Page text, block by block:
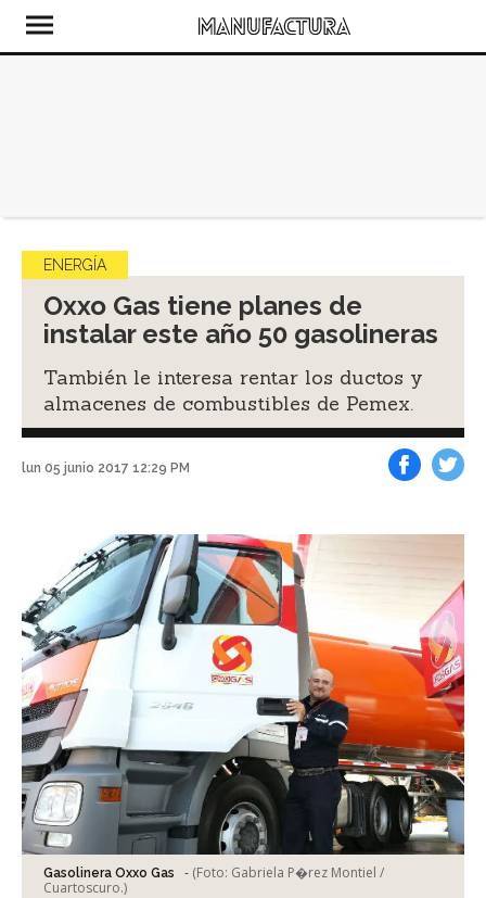
ENERGÍA
Oxxo Gas tiene planes de
instalar este año 50 gasolineras
También le interesa rentar los ductos y
almacenes de combustibles de Pemex.
lun 05 junio 2017 12:29 PM
Gasolinera Oxxo Gas - (Foto: Gabriela P�rez Montiel /
Cuartoscuro.)